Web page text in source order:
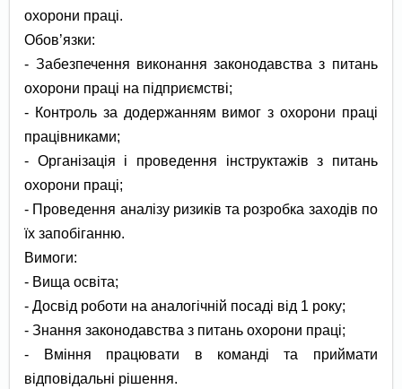
охорони праці.
Обов’язки:
- Забезпечення виконання законодавства з питань
охорони праці на підприємстві;
- Контроль за додержанням вимог з охорони праці
працівниками;
- Організація і проведення інструктажів з питань
охорони праці;
- Проведення аналізу ризиків та розробка заходів по
їх запобіганню.
Вимоги:
- Вища освіта;
- Досвід роботи на аналогічній посаді від 1 року;
- Знання законодавства з питань охорони праці;
- Вміння працювати в команді та приймати
відповідальні рішення.